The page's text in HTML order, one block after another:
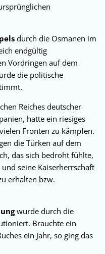
durch die Osmanen im
endgültig
Vordringen auf dem
die politische
Reiches deutscher
hatte ein riesiges
Fronten zu kämpfen.
die Türken auf dem
das sich bedroht fühlte,
seine Kaiserherrschaft
erhalten bzw.
wurde durch die
Brauchte ein
ein Jahr, so ging das